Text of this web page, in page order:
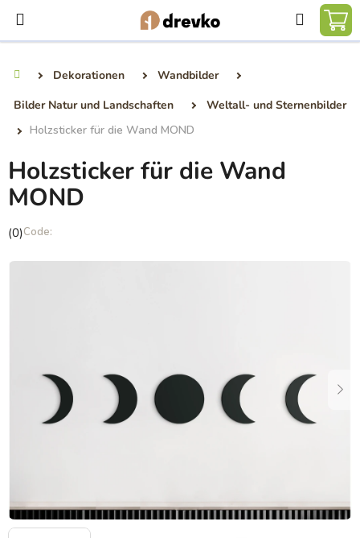
Inhalt
springen
Suchen
Dekorationen
Wandbilder
Bilder Natur und Landschaften
Weltall- und Sternenbilder
Holzsticker für die Wand MOND
Holzsticker für die Wand
MOND
Die
Produktbewertung
(0)